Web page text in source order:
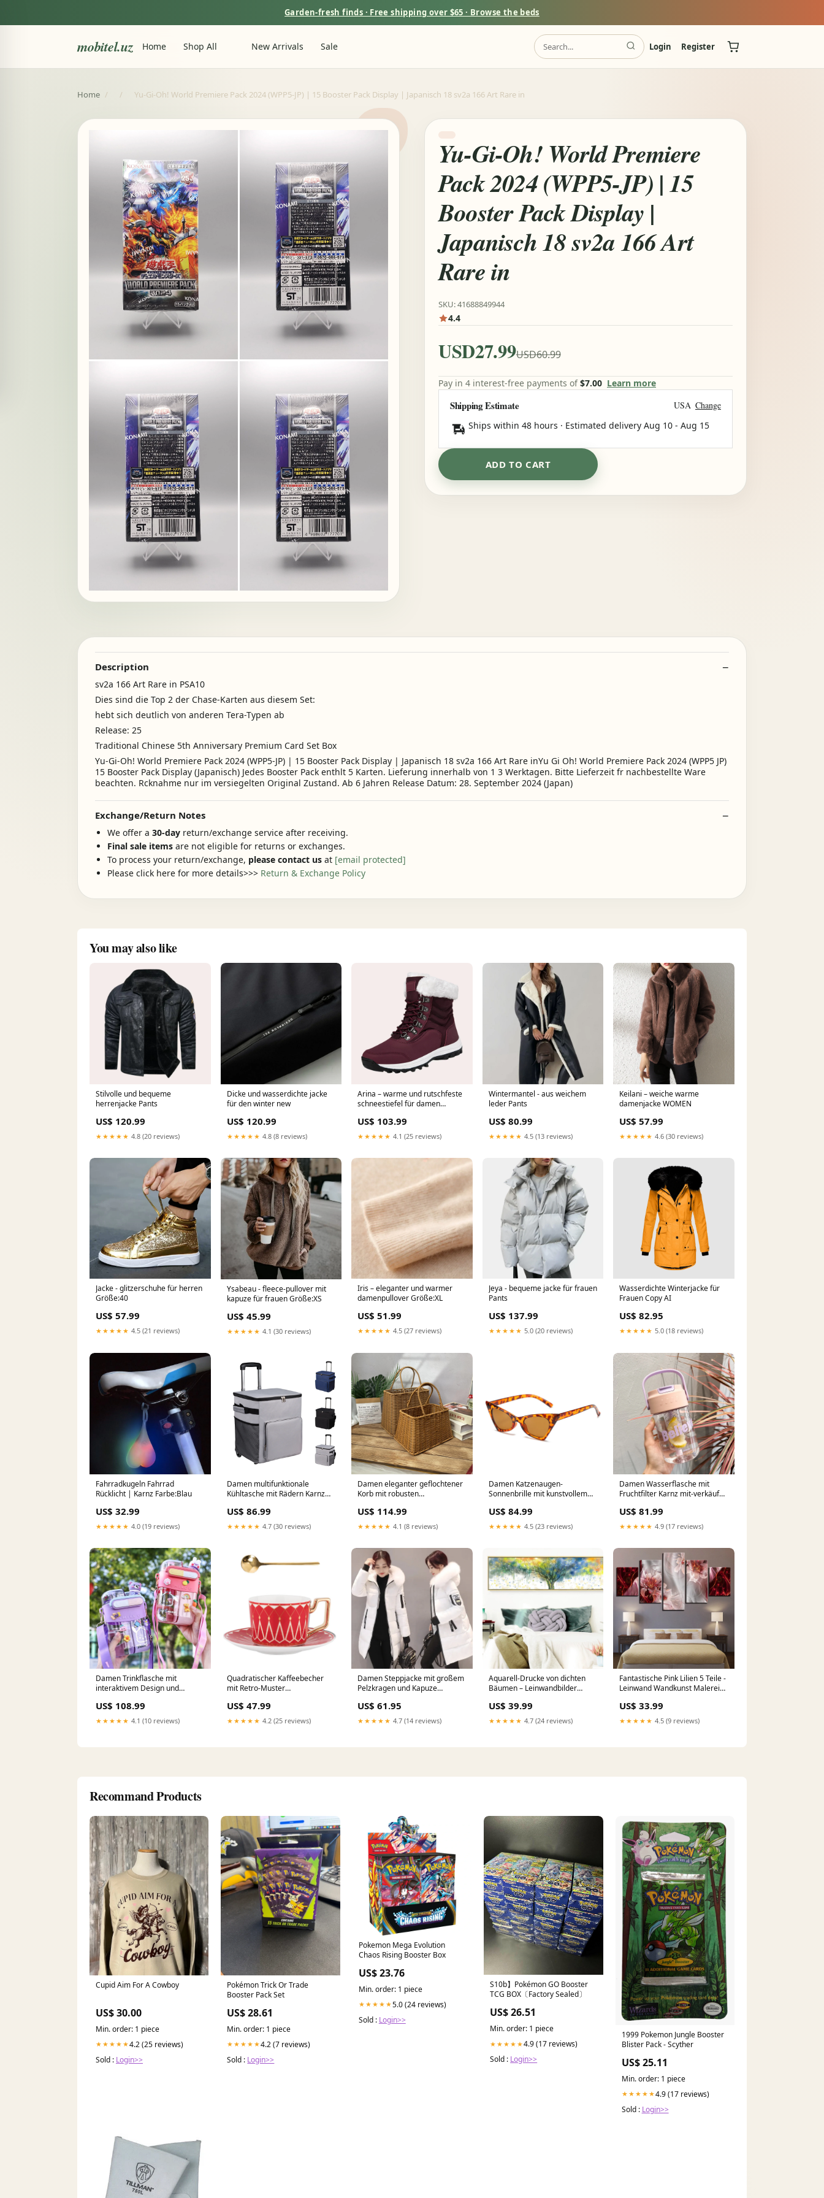
Garden-fresh finds · Free shipping over $65 · Browse the beds
mobitel.uz Home Shop All New Arrivals Sale Login Register
Home / / Yu-Gi-Oh! World Premiere Pack 2024 (WPP5-JP) | 15 Booster Pack Display | Japanisch 18 sv2a 166 Art Rare in
Yu-Gi-Oh! World Premiere
Pack 2024 (WPP5-JP) | 15
Booster Pack Display |
Japanisch 18 sv2a 166 Art
Rare in
SKU: 41688849944
4.4
USD27.99USD60.99
Pay in 4 interest-free payments of$7.00 Learn more
Shipping Estimate USA Change
Ships within 48 hours · Estimated delivery Aug 10 - Aug 15
ADD TO CART
Description
sv2a 166 Art Rare in PSA10
Dies sind die Top 2 der Chase-Karten aus diesem Set:
hebt sich deutlich von anderen Tera-Typen ab
Release: 25
Traditional Chinese 5th Anniversary Premium Card Set Box
Yu-Gi-Oh! World Premiere Pack 2024 (WPP5-JP) | 15 Booster Pack Display | Japanisch 18 sv2a 166 Art Rare inYu Gi Oh! World Premiere Pack 2024 (WPP5 JP)
15 Booster Pack Display (Japanisch) Jedes Booster Pack enthlt 5 Karten. Lieferung innerhalb von 1 3 Werktagen. Bitte Lieferzeit fr nachbestellte Ware
beachten. Rcknahme nur im versiegelten Original Zustand. Ab 6 Jahren Release Datum: 28. September 2024 (Japan)
Exchange/Return Notes
We offer a 30-day return/exchange service after receiving.
Final sale items are not eligible for returns or exchanges.
To process your return/exchange, please contact us at [email protected]
Please click here for more details>>> Return & Exchange Policy
You may also like
Stilvolle und bequeme
herrenjacke Pants
US$ 120.99
★★★★★ 4.8 (20 reviews)
Dicke und wasserdichte jacke
für den winter new
US$ 120.99
★★★★★ 4.8 (8 reviews)
Arina – warme und rutschfeste
schneestiefel für damen
US$ 103.99
★★★★★ 4.1 (25 reviews)
Wintermantel - aus weichem
leder Pants
US$ 80.99
★★★★★ 4.5 (13 reviews)
Keilani – weiche warme
damenjacke WOMEN
US$ 57.99
★★★★★ 4.6 (30 reviews)
Jacke - glitzerschuhe für herren
Größe:40
US$ 57.99
★★★★★ 4.5 (21 reviews)
Ysabeau - fleece-pullover mit
kapuze für frauen Größe:XS
US$ 45.99
★★★★★ 4.1 (30 reviews)
Iris – eleganter und warmer
damenpullover Größe:XL
US$ 51.99
★★★★★ 4.5 (27 reviews)
Jeya - bequeme jacke für frauen
Pants
US$ 137.99
★★★★★ 5.0 (20 reviews)
Wasserdichte Winterjacke für
Frauen Copy AI
US$ 82.95
★★★★★ 5.0 (18 reviews)
Fahrradkugeln Fahrrad
Rücklicht | Karnz Farbe:Blau
US$ 32.99
★★★★★ 4.0 (19 reviews)
Damen multifunktionale
Kühltasche mit Rädern Karnz
US$ 86.99
★★★★★ 4.7 (30 reviews)
Damen eleganter geflochtener
Korb mit robusten
US$ 114.99
★★★★★ 4.1 (8 reviews)
Damen Katzenaugen-
Sonnenbrille mit kunstvollem
mit-verkauf
BL+15690809180505
US$ 84.99
★★★★★ 4.5 (23 reviews)
Damen Wasserflasche mit
Fruchtfilter Karnz mit-verkäufen
US$ 81.99
★★★★★ 4.9 (17 reviews)
Damen Trinkflasche mit
interaktivem Design und
Schultertragefunktion Karnz
Haustierbedarf
US$ 108.99
★★★★★ 4.1 (10 reviews)
Quadratischer Kaffeebecher
mit Retro-Muster
US$ 47.99
★★★★★ 4.2 (25 reviews)
Damen Steppjacke mit großem
Pelzkragen und Kapuze
US$ 61.95
★★★★★ 4.7 (14 reviews)
Aquarell-Drucke von dichten
Bäumen – Leinwandbilder
US$ 39.99
★★★★★ 4.7 (24 reviews)
Fantastische Pink Lilien 5 Teile -
Leinwand Wandkunst Malerei
US$ 33.99
★★★★★ 4.5 (9 reviews)
Recommand Products
Cupid Aim For A Cowboy
US$ 30.00
Min. order: 1 piece
★★★★★4.2 (25 reviews)
Sold : Login>>
Pokémon Trick Or Trade
Booster Pack Set
US$ 28.61
Min. order: 1 piece
★★★★★4.2 (7 reviews)
Sold : Login>>
Pokemon Mega Evolution
Chaos Rising Booster Box
US$ 23.76
Min. order: 1 piece
★★★★★5.0 (24 reviews)
Sold : Login>>
S10b】Pokémon GO Booster
TCG BOX〔Factory Sealed〕
US$ 26.51
Min. order: 1 piece
★★★★★4.9 (17 reviews)
Sold : Login>>
1999 Pokemon Jungle Booster
Blister Pack - Scyther
US$ 25.11
Min. order: 1 piece
★★★★★4.9 (17 reviews)
Sold : Login>>